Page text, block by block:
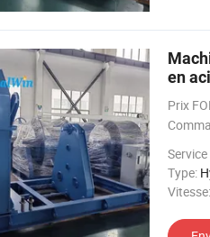
en
Prix
Type:
Vitesse: